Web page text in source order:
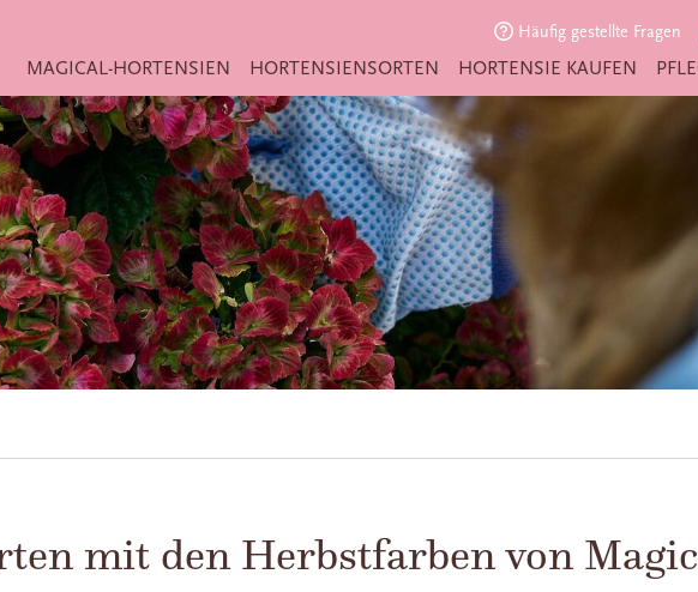
MAGICAL-HORTENSIEN HORTENSIENSORTEN HORTENSIE KAUFEN
Häufig gestellte Fragen
mit den Herbstfarben von